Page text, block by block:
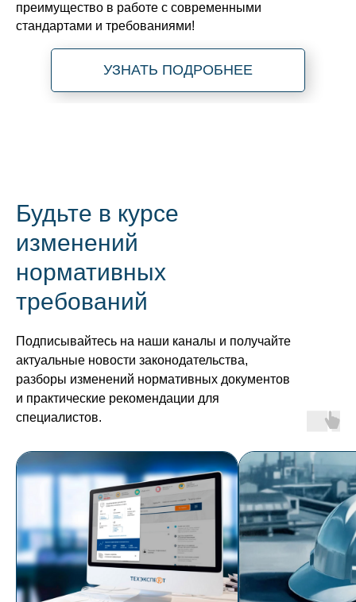
преимущество в работе с современными
стандартами и требованиями!
УЗНАТЬ ПОДРОБНЕЕ
Будьте в курсе
изменений
нормативных
требований
Подписывайтесь на наши каналы и получайте
актуальные новости законодательства,
разборы изменений нормативных документов
и практические рекомендации для
специалистов.